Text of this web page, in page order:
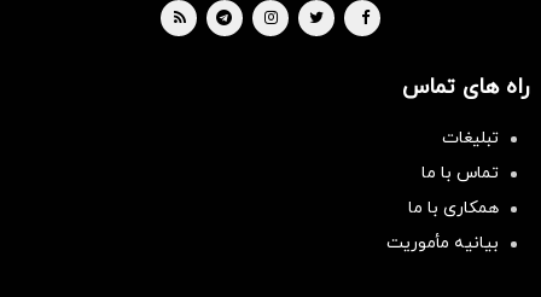
راه های تماس
تبلیغات
تماس با ما
همکاری با ما
بیانیه مأموریت